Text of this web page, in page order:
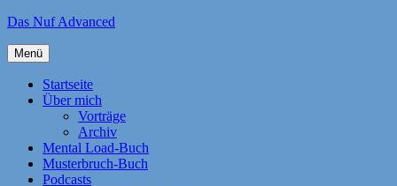
Zum
springen
Das Nuf Advanced
Menü
Startseite
Über mich
Vorträge
Archiv
Mental Load-Buch
Musterbruch-Buch
Podcasts